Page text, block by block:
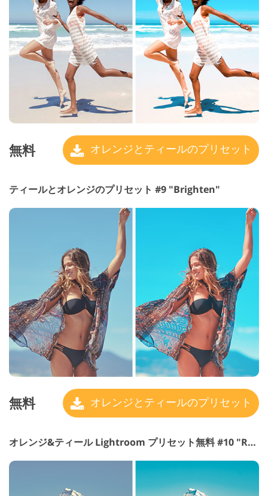
無料 オレンジとティールのプリセット
ティールとオレンジのプリセット #9 "Brighten"
無料 オレンジとティールのプリセット
オレンジ&ティール Lightroom プリセット無料 #10 "Retro"